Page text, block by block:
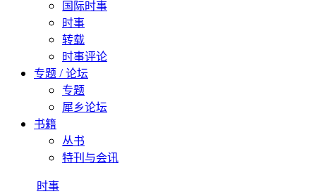
国际时事
时事
转载
时事评论
专题 / 论坛
专题
犀乡论坛
书籍
丛书
特刊与会讯
时事